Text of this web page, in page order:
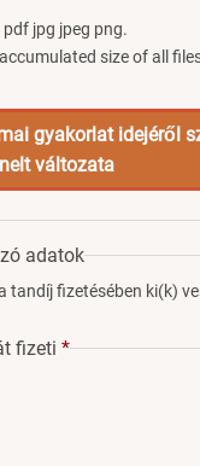
jpg jpeg png.
size of all
gyakorlat idejéről
változata
adatok
tandíj fizetésében ki(k)
fizeti